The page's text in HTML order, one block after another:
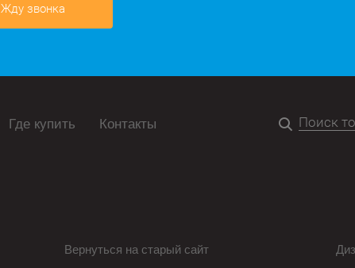
Жду звонка
Где купить Контакты
Вернуться на старый сайт